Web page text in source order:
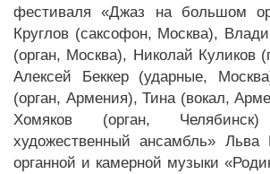
фестиваля «Джаз на большом
Круглов (саксофон, Москва),
(орган, Москва), Николай Куликов
Алексей Беккер (ударные,
(орган, Армения), Тина (вокал,
Хомяков (орган,
художественный ансамбль» Льва
органной и камерной музыки